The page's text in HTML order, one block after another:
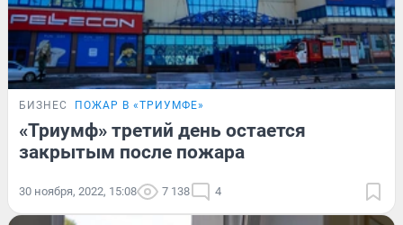
БИЗНЕС ПОЖАР В «ТРИУМФЕ»
«Триумф» третий день остается
закрытым после пожара
30 ноября, 2022, 15:08 7 138 4